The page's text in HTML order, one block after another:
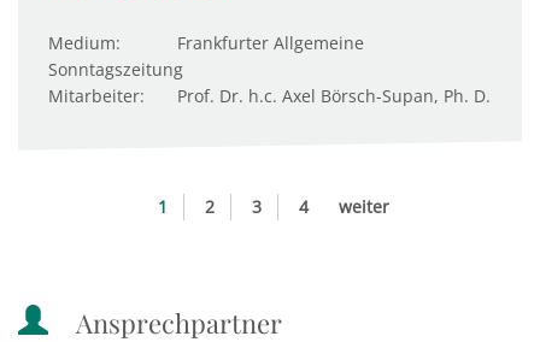
Medium:
Frankfurter Allgemeine
Sonntagszeitung
Mitarbeiter:
Prof. Dr. h.c. Axel Börsch-Supan, Ph. D.
1 2 3 4 weiter
Ansprechpartner